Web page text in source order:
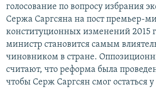
голосование по вопросу избрания
Сержа Саргсяна на пост премьер-
конституционных изменений 2015
министр становится самым
чиновником в стране.
считают, что реформа была
чтобы Серж Саргсян смог остаться у